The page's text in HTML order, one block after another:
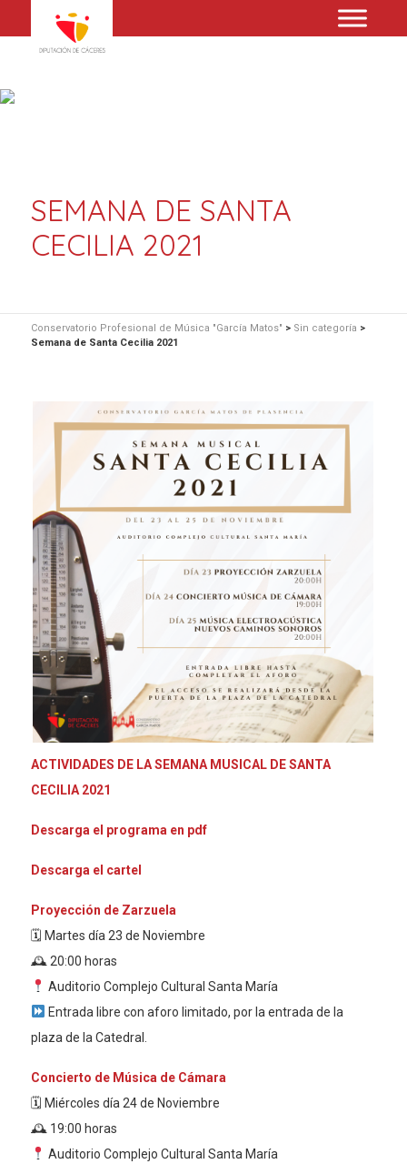
SEMANA DE SANTA
CECILIA 2021
Conservatorio Profesional de Música "García Matos" > Sin categoría >
Semana de Santa Cecilia 2021
ACTIVIDADES DE LA SEMANA MUSICAL DE SANTA
CECILIA 2021
Descarga el programa en pdf
Descarga el cartel
Proyección de Zarzuela
🗓 Martes día 23 de Noviembre
🕰 20:00 horas
Auditorio Complejo Cultural Santa María
Entrada libre con aforo limitado, por la entrada de la
plaza de la Catedral.
Concierto de Música de Cámara
🗓 Miércoles día 24 de Noviembre
🕰 19:00 horas
Auditorio Complejo Cultural Santa María